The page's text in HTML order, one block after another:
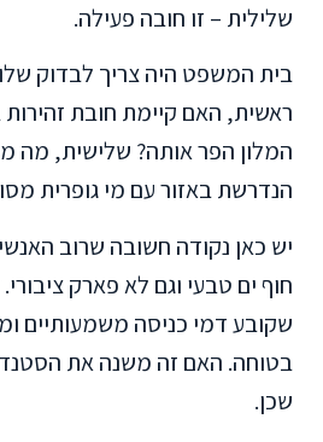
שלילית – זו חובה פעילה.
בית המשפט היה צריך לבדוק
ראשית, האם קיימת חובת
המלון הפר אותה? שלישית, מה
הנדרשת באזור עם מי גופרית
יש כאן נקודה חשובה שרוב
חוף ים טבעי וגם לא פארק
שקובע דמי כניסה משמעותיים
בטוחה. האם זה משנה את
שכן.